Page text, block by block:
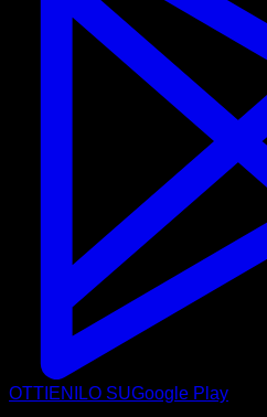
OTTIENILO SUGoogle Play